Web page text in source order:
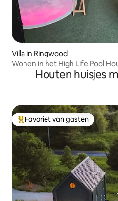
Villa in Ringwood
Wonen in het High Life Pool
Houten huisjes
Topfavoriet van gasten
Favoriet van gasten